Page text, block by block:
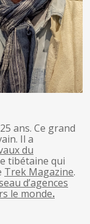
ans. Ce grand
Il a
du
tibétaine qui
Trek Magazine.
d’agences
le monde.